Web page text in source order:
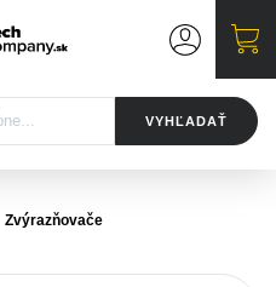
VYHĽADAŤ
Zvýrazňovače